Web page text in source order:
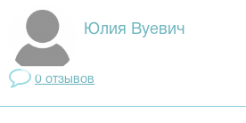
Юлия Вуевич
0 отзывов